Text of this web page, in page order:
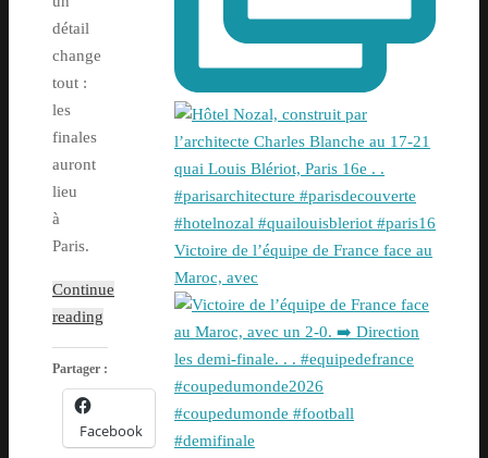
détail
change
tout :
les
finales
auront
lieu
à
Paris.
Continue
reading
Partager :
Facebook
Victoire de l’équipe de France face au
Maroc, avec